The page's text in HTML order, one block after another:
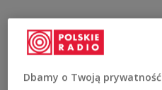
Dbamy o Twoją prywatność